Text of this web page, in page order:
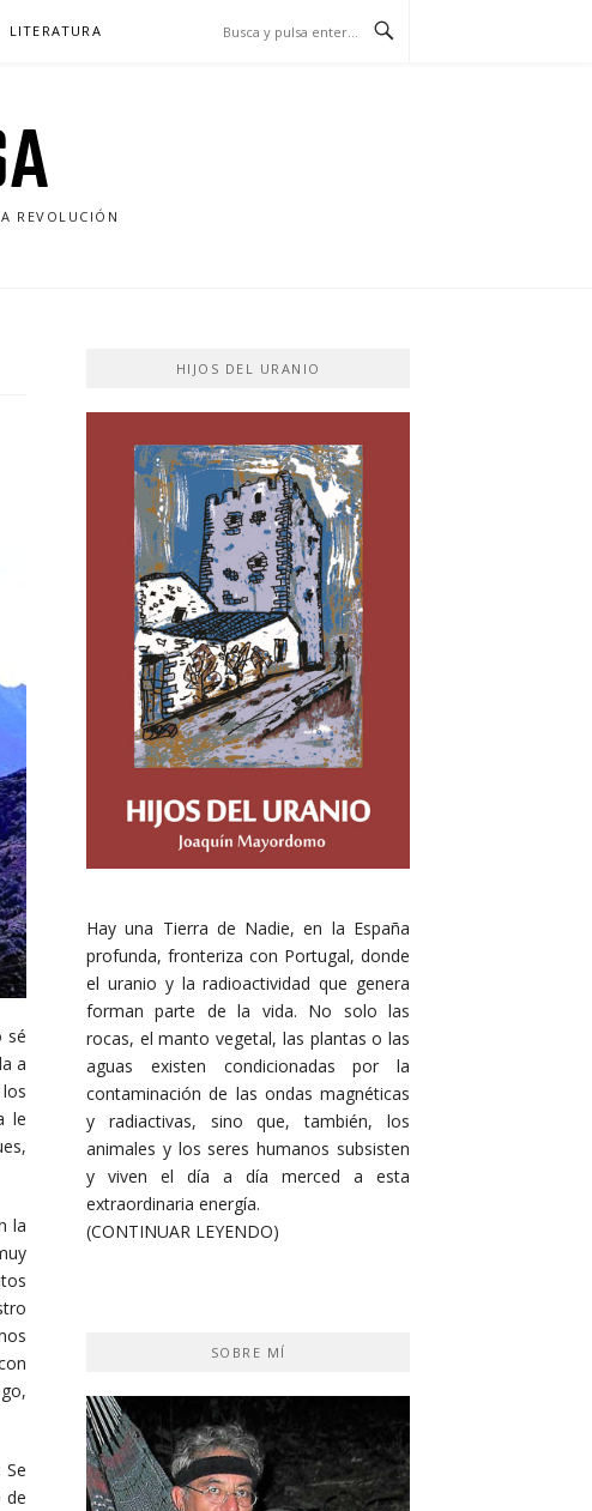
LITERATURA
REVOLUCIÓN
sé
a
le
la
. Se
de
HIJOS DEL URANIO
Hay una Tierra de Nadie, en la España
profunda, fronteriza con Portugal, donde
el uranio y la radioactividad que genera
forman parte de la vida. No solo las
rocas, el manto vegetal, las plantas o las
aguas existen condicionadas por la
contaminación de las ondas magnéticas
y radiactivas, sino que, también, los
animales y los seres humanos subsisten
y viven el día a día merced a esta
extraordinaria energía.
(CONTINUAR LEYENDO)
SOBRE MÍ